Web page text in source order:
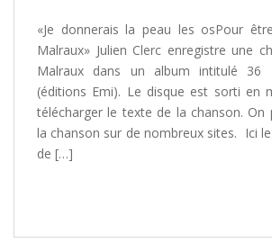
«Je donnerais la peau les osPour
Malraux» Julien Clerc enregistre une
Malraux dans un album intitulé 36
(éditions Emi). Le disque est sorti en
télécharger le texte de la chanson. On
la chanson sur de nombreux sites. Ici
de […]